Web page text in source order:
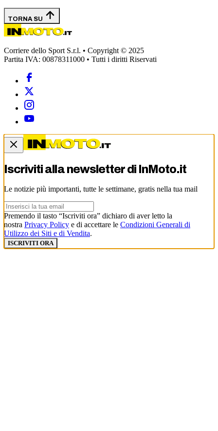
TORNA SU
Corriere dello Sport S.r.l. • Copyright © 2025
Partita IVA: 00878311000 • Tutti i diritti Riservati
Iscriviti alla newsletter di InMoto.it
Le notizie più importanti, tutte le settimane, gratis nella tua mail
Premendo il tasto “Iscriviti ora” dichiaro di aver letto la
nostra Privacy Policy e di accettare le Condizioni Generali di
Utilizzo dei Siti e di Vendita.
ISCRIVITI ORA